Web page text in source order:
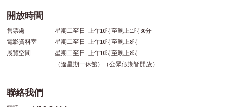
開放時間
售票處
星期二至日: 上午10時至晚上11時30分
電影資料室
星期二至日: 上午10時至晚上8時
展覽空間
星期二至日: 上午10時至晚上8時
（逢星期一休館）（公眾假期皆開放）
聯絡我們